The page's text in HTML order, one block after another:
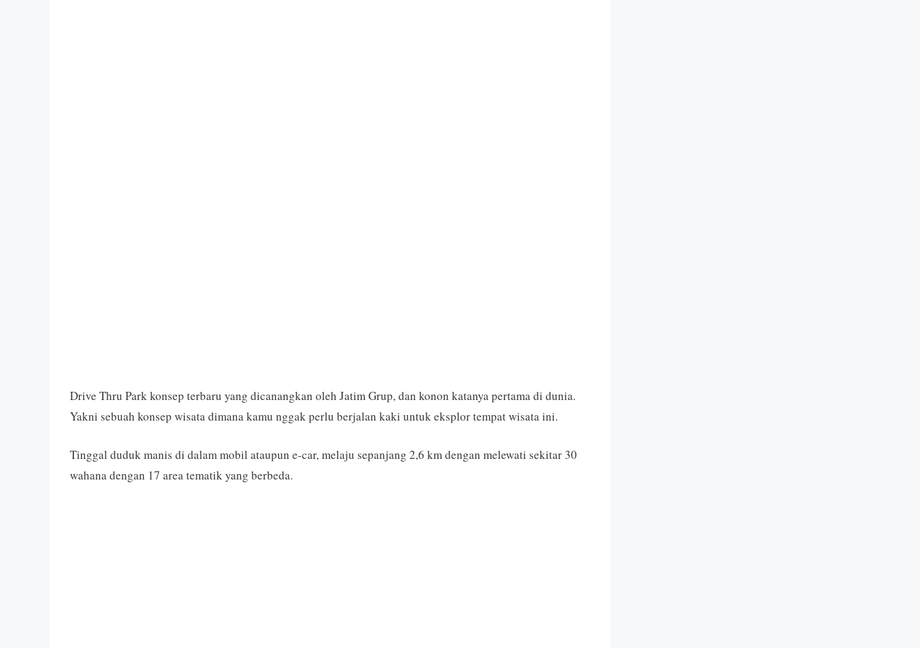
Drive Thru Park konsep terbaru yang dicanangkan oleh Jatim Grup, dan konon katanya pertama di dunia.
Yakni sebuah konsep wisata dimana kamu nggak perlu berjalan kaki untuk eksplor tempat wisata ini.
Tinggal duduk manis di dalam mobil ataupun e-car, melaju sepanjang 2,6 km dengan melewati sekitar 30
wahana dengan 17 area tematik yang berbeda.